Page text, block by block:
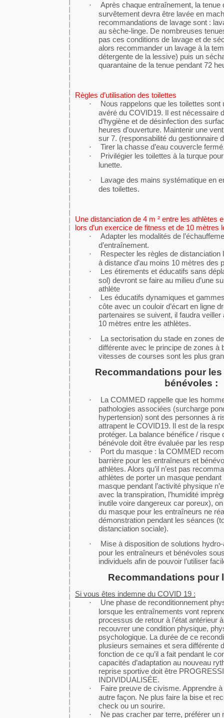
·
Après chaque entraînement, la
survêtement devra être lavée en
recommandations de lavage sont :
au sèche-linge. De nombreuses
pas ces conditions de lavage et de
alors recommander un lavage à la
détergente de la lessive) puis un
quarantaine de la tenue pendant 72
Règles d’utilisation des toilettes
·
Nous rappelons que les toilettes sont
avéré du COVID19. Il est nécessaire
d’hygiène et de désinfection des
heures d’ouverture. Maintenir une
sur 7. (responsabilité du gestionnaire
· Tirer la chasse d’eau couvercle
·
Privilégier les toilettes à la turque
lunette.
·
Lavage des mains systématique en
des toilettes.
Une distanciation de 4 m ² entre les athlètes
lors d’un exercice de fitness et de 10 mètres
·
Adapter les modalités de
d’entraînement.
·
Respecter les règles de distanciation
à distance d’au moins 10 mètres des
·
Les étirements et éducatifs sans
sol) devront se faire au milieu d’une
athlète
·
Les éducatifs dynamiques et
côte avec un couloir d’écart en ligne
partenaires se suivent, il faudra
10 mètres entre les athlètes.
·
La sectorisation du stade en zones
différente avec le principe de zones à
vitesses de courses sont les plus
Recommandations pour
bénévoles :
·
La COMMED rappelle que les
pathologies associées (surcharge
hypertension) sont des personnes à
attrapent le COVID19. Il est de la
protéger. La balance bénéfice /
bénévole doit être évaluée par les
·
Port du masque : la COMMED
barrière pour les entraîneurs et
athlètes. Alors qu’il n’est pas
athlètes de porter un masque pendant
masque pendant l’activité physique
avec la transpiration, l’humidité
inutile voire dangereux car poreux),
du masque pour les entraîneurs ne
démonstration pendant les séances
distanciation sociale).
·
Mise à disposition de solutions
pour les entraîneurs et bénévoles
individuels afin de pouvoir l’utiliser
Recommandations pour
Si vous êtes indemne du COVID 19 :
·
Une phase de reconditionnement
lorsque les entraînements vont
processus de retour à l’état antérieur
recouvrer une condition physique,
psychologique. La durée de ce
plusieurs semaines et sera différente
fonction de ce qu’il a fait pendant le
capacités d’adaptation au nouveau
reprise sportive doit être
INDIVIDUALISÉE.
·
Faire preuve de civisme. Apprendre à
autre façon. Ne plus faire la bise et
check ou un sourire.
· Ne pas cracher par terre, préférer un